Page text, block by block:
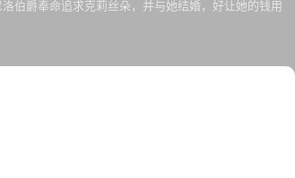
伯爵奉命追求克莉丝朵，并与她结婚，好让她的钱用